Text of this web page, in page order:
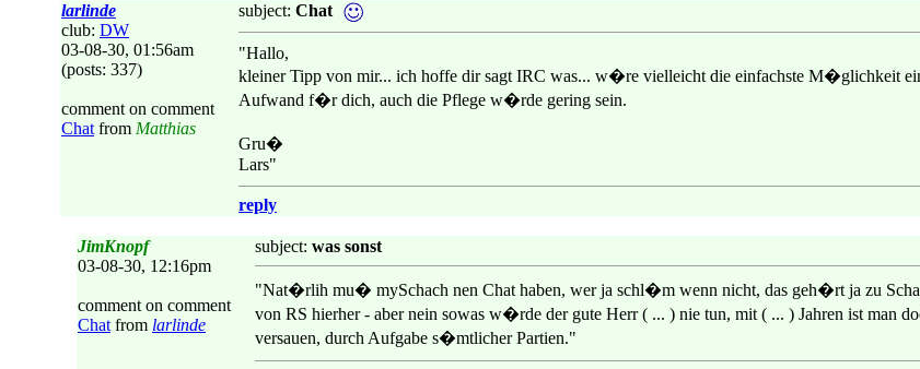
larlinde
club: DW
03-08-30, 01:56am
(posts: 337)
comment on comment
Chat from Matthias
subject: Chat
"Hallo,
kleiner Tipp von mir... ich hoffe dir sagt IRC was... w�re vielleicht die einfachste M�glichkeit
Aufwand f�r dich, auch die Pflege w�rde gering sein.
Gru�
Lars"
reply
JimKnopf
03-08-30, 12:16pm
comment on comment
Chat from larlinde
subject: was sonst
"Nat�rlih mu� mySchach nen Chat haben, wer ja schl�m wenn nicht, das geh�rt ja zu
von RS hierher - aber nein sowas w�rde der gute Herr ( ... ) nie tun, mit ( ... ) Jahren ist man
versauen, durch Aufgabe s�mtlicher Partien."